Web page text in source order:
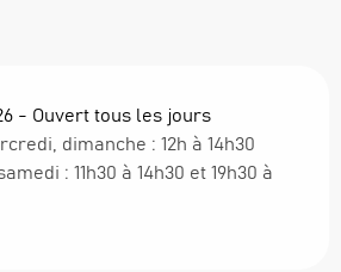
- Ouvert tous les jours
dimanche : 12h à 14h30
: 11h30 à 14h30 et 19h30 à